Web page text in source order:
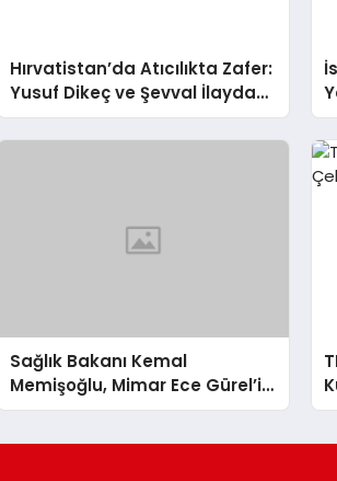
Hırvatistan’da Atıcılıkta Zafer:
Yusuf Dikeç ve Şevval İlayda
Tarhan Altın Madalya Kazandı
Sağlık Bakanı Kemal
Memişoğlu, Mimar Ece Gürel’in
Kaybıyla İlgili Açıklamada